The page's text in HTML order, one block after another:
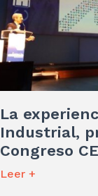
La
Industrial,
Congreso
Leer +